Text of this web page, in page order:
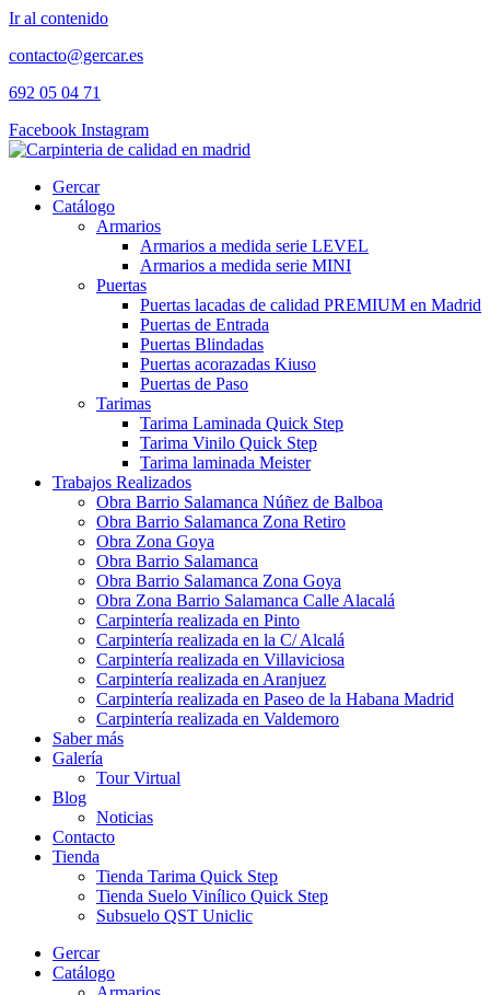
Ir al contenido
contacto@gercar.es
692 05 04 71
Facebook Instagram
Gercar
Catálogo
Armarios
Armarios a medida serie LEVEL
Armarios a medida serie MINI
Puertas
Puertas lacadas de calidad PREMIUM en Madrid
Puertas de Entrada
Puertas Blindadas
Puertas acorazadas Kiuso
Puertas de Paso
Tarimas
Tarima Laminada Quick Step
Tarima Vinilo Quick Step
Tarima laminada Meister
Trabajos Realizados
Obra Barrio Salamanca Núñez de Balboa
Obra Barrio Salamanca Zona Retiro
Obra Zona Goya
Obra Barrio Salamanca
Obra Barrio Salamanca Zona Goya
Obra Zona Barrio Salamanca Calle Alacalá
Carpintería realizada en Pinto
Carpintería realizada en la C/ Alcalá
Carpintería realizada en Villaviciosa
Carpintería realizada en Aranjuez
Carpintería realizada en Paseo de la Habana Madrid
Carpintería realizada en Valdemoro
Saber más
Galería
Tour Virtual
Blog
Noticias
Contacto
Tienda
Tienda Tarima Quick Step
Tienda Suelo Vinílico Quick Step
Subsuelo QST Uniclic
Gercar
Catálogo